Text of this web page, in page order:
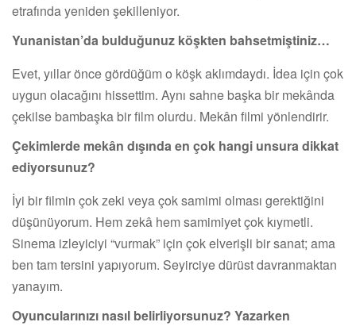
etrafında yeniden şekilleniyor.
Yunanistan’da bulduğunuz köşkten bahsetmiştiniz…
Evet, yıllar önce gördüğüm o köşk aklımdaydı. İdea için çok
uygun olacağını hissettim. Aynı sahne başka bir mekânda
çekilse bambaşka bir film olurdu. Mekân filmi yönlendirir.
Çekimlerde mekân dışında en çok hangi unsura dikkat
ediyorsunuz?
İyi bir filmin çok zeki veya çok samimi olması gerektiğini
düşünüyorum. Hem zekâ hem samimiyet çok kıymetli.
Sinema izleyiciyi “vurmak” için çok elverişli bir sanat; ama
ben tam tersini yapıyorum. Seyirciye dürüst davranmaktan
yanayım.
Oyuncularınızı nasıl belirliyorsunuz? Yazarken